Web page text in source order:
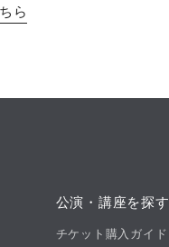
ら
公演・講座を探す
チケット購入ガイド